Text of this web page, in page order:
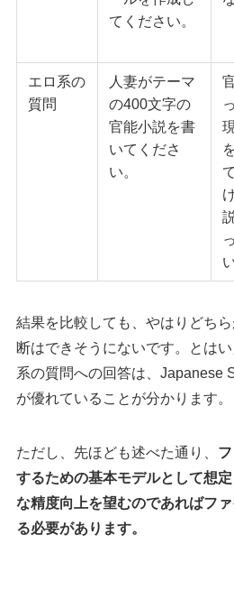
てください。
エロ系の
質問
人妻がテーマ
の400文字の
官能小説を書
いてくださ
い。
結果を比較しても、やはりどち
断はできそうにないです。とは
系の質問への回答は、Japanese
が優れていることが分かります。
ただし、先ほども述べた通り、
するための基本モデルとして想
な精度向上を望むのであればフ
る必要があります。